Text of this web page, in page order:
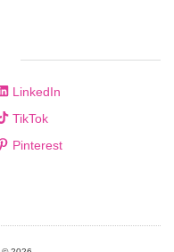
LinkedIn
TikTok
Pinterest